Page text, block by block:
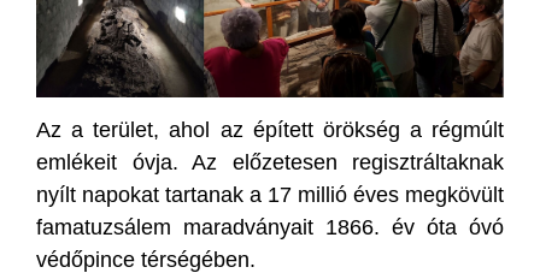
Az a terület, ahol az épített örökség a régmúlt
emlékeit óvja. Az előzetesen regisztráltaknak
nyílt napokat tartanak a 17 millió éves megkövült
famatuzsálem maradványait 1866. év óta óvó
védőpince térségében.